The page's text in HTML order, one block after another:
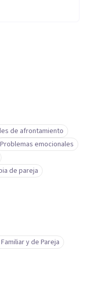
de afrontamiento
Problemas emocionales
de pareja
y de Pareja